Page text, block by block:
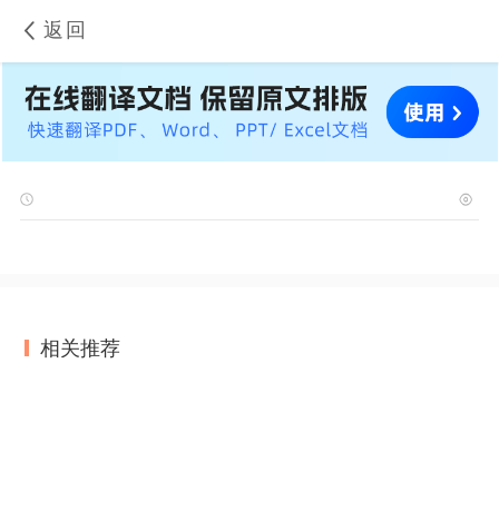
返回
相关推荐